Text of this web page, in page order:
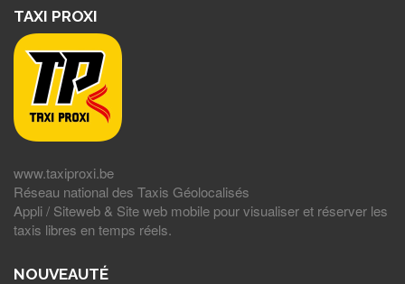
TAXI PROXI
www.taxiproxi.be
Réseau national des Taxis Géolocalisés
Appli / Siteweb & Site web mobile pour visualiser et réserver les
taxis libres en temps réels.
NOUVEAUTÉ